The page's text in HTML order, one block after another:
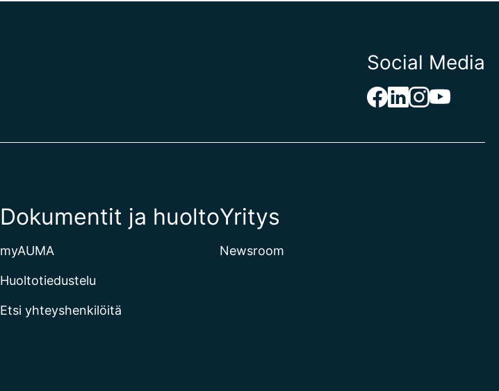
Social Media
Dokumentit ja huolto
myAUMA
Huoltotiedustelu
Etsi yhteyshenkilöitä
Yritys
Newsroom